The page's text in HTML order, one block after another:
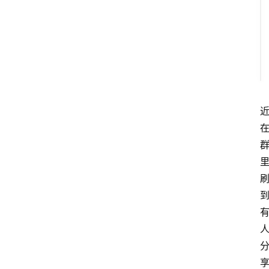
近
在
群
里
刷
到
有
人
分
享